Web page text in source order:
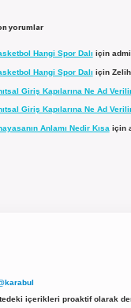
yorumlar
Hangi Spor Dalı için
Hangi Spor Dalı için
Giriş Kapılarına Ne Ad
Giriş Kapılarına Ne Ad
Anlamı Nedir Kısa için
içerikleri proaktif olarak